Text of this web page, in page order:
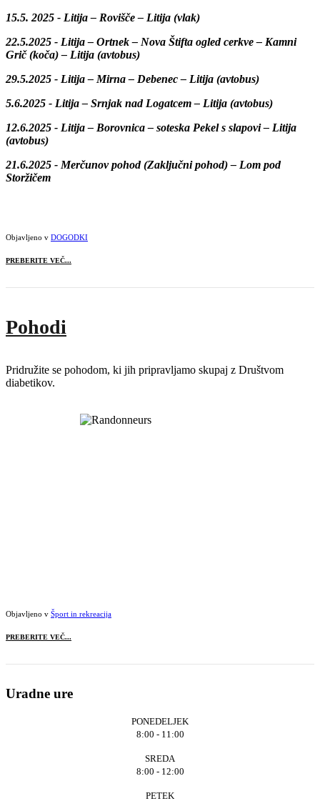
15.5. 2025 - Litija – Rovišče – Litija (vlak)
22.5.2025 - Litija – Ortnek – Nova Štifta ogled cerkve – Kamni
Grič (koča) – Litija (avtobus)
29.5.2025 - Litija – Mirna – Debenec – Litija (avtobus)
5.6.2025 - Litija – Srnjak nad Logatcem – Litija (avtobus)
12.6.2025 - Litija – Borovnica – soteska Pekel s slapovi – Litija
(avtobus)
21.6.2025 - Merčunov pohod (Zaključni pohod) – Lom pod
Storžičem
Objavljeno v DOGODKI
PREBERITE VEČ...
Pohodi
Pridružite se pohodom, ki jih pripravljamo skupaj z Društvom
diabetikov.
Objavljeno v Šport in rekreacija
PREBERITE VEČ...
Uradne ure
PONEDELJEK
8:00 - 11:00
SREDA
8:00 - 12:00
PETEK